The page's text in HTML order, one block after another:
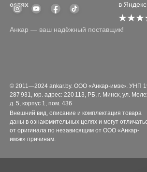
© 2011—2024 ankar.by. ООО «Анкар-имэк». УНП
287 931, юр. адрес: 220 113, РБ, г. Минск, ул.
д. 5, корпус 1, пом. 436
Внешний вид, описание и комплектация товара
даны в ознакомительных целях и могут
от оригинала по независящим от ООО «Анкар-
имэк» причинам.
Анкар — ваш надёжный поставщик!
сетях
в Яндекс